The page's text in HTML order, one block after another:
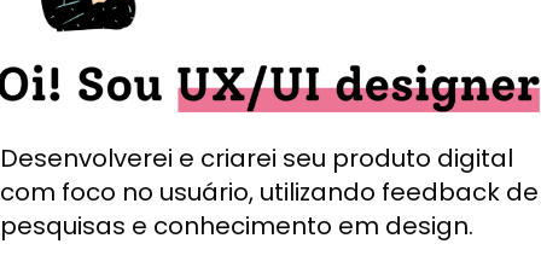
Desenvolverei e criarei seu produto digital
com foco no usuário, utilizando feedback de
pesquisas e conhecimento em design.